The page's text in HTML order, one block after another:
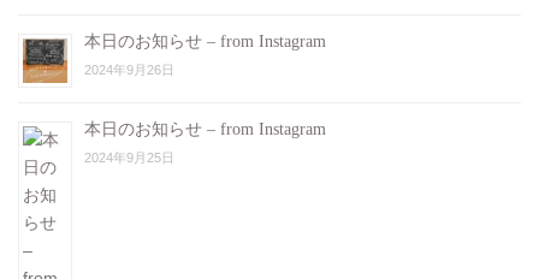
本日のお知らせ – from Instagram
2024年9月26日
本日のお知らせ – from Instagram
2024年9月25日